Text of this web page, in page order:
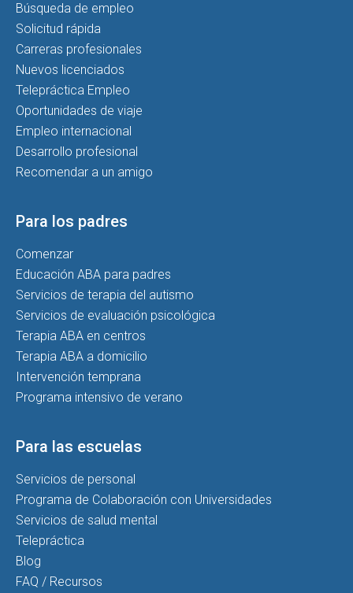
Búsqueda de empleo
Solicitud rápida
Carreras profesionales
Nuevos licenciados
Telepráctica Empleo
Oportunidades de viaje
Empleo internacional
Desarrollo profesional
Recomendar a un amigo
Para los padres
Comenzar
Educación ABA para padres
Servicios de terapia del autismo
Servicios de evaluación psicológica
Terapia ABA en centros
Terapia ABA a domicilio
Intervención temprana
Programa intensivo de verano
Para las escuelas
Servicios de personal
Programa de Colaboración con Universidades
Servicios de salud mental
Telepráctica
Blog
FAQ / Recursos